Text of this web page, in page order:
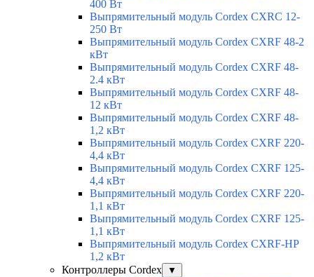
400 Вт
Выпрямительный модуль Cordex CXRС 12-
250 Вт
Выпрямительный модуль Cordex CXRF 48-2
кВт
Выпрямительный модуль Cordex CXRF 48-
2.4 кВт
Выпрямительный модуль Cordex CXRF 48-
12 кВт
Выпрямительный модуль Cordex CXRF 48-
1,2 кВт
Выпрямительный модуль Cordex CXRF 220-
4,4 кВт
Выпрямительный модуль Cordex CXRF 125-
4,4 кВт
Выпрямительный модуль Cordex CXRF 220-
1,1 кВт
Выпрямительный модуль Cordex CXRF 125-
1,1 кВт
Выпрямительный модуль Cordex CXRF-HP
1,2 кВт
Контроллеры Cordex
▼